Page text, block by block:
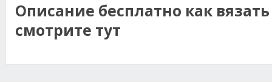
Описание бесплатно как
смотрите тут